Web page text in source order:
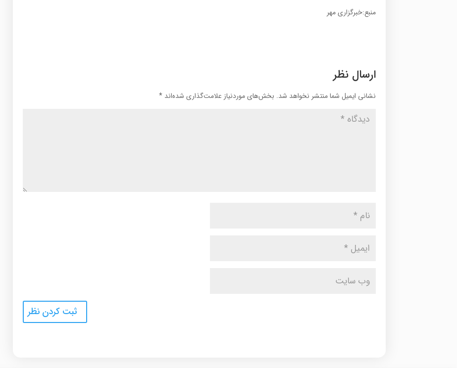
منبع:خبرگزاری مهر
ارسال نظر
نشانی ایمیل شما منتشر نخواهد شد. بخش‌های موردنیاز علامت‌گذاری شده‌اند*